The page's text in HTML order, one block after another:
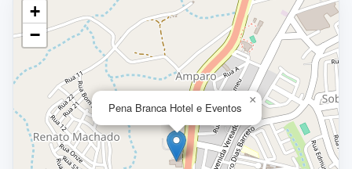
Pena Branca Hotel e Eventos
×
+
−